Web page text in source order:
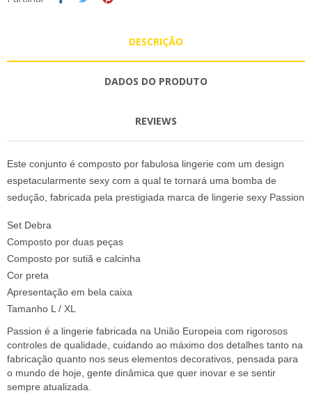
DESCRIÇÃO
DADOS DO PRODUTO
REVIEWS
Este conjunto é composto por fabulosa lingerie com um design
espetacularmente sexy com a qual te tornará uma bomba de
sedução, fabricada pela prestigiada marca de lingerie sexy Passion
Set Debra
Composto por duas peças
Composto por sutiã e calcinha
Cor preta
Apresentação em bela caixa
Tamanho L / XL
Passion é a lingerie fabricada na União Europeia com rigorosos
controles de qualidade, cuidando ao máximo dos detalhes tanto na
fabricação quanto nos seus elementos decorativos, pensada para
o mundo de hoje, gente dinâmica que quer inovar e se sentir
sempre atualizada.